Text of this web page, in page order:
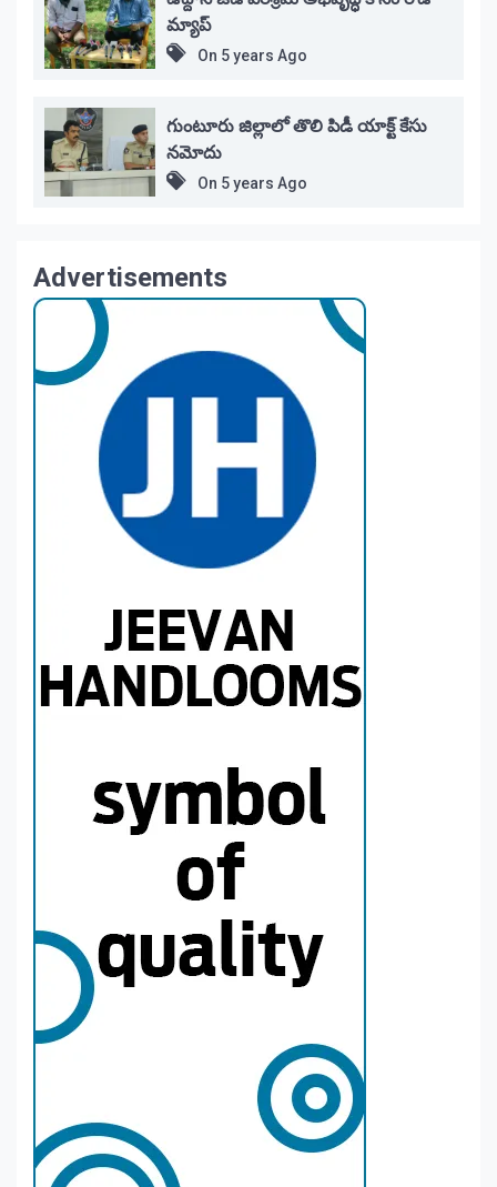
మ్యాప్
On 5 years Ago
గుంటూరు జిల్లాలో తొలి పిడీ యాక్ట్ కేసు
నమోదు
On 5 years Ago
Advertisements